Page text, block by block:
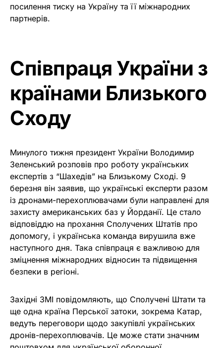
посилення тиску на Україну та її міжнародних
партнерів.
Співпраця України з
країнами Близького
Сходу
Минулого тижня президент України Володимир
Зеленський розповів про роботу українських
експертів з “Шахедів” на Близькому Сході. 9
березня він заявив, що українські експерти разом
із дронами-перехоплювачами були направлені для
захисту американських баз у Йорданії. Це стало
відповіддю на прохання Сполучених Штатів про
допомогу, і українська команда вирушила вже
наступного дня. Така співпраця є важливою для
зміцнення міжнародних відносин та підвищення
безпеки в регіоні.
Західні ЗМІ повідомляють, що Сполучені Штати та
ще одна країна Перської затоки, зокрема Катар,
ведуть переговори щодо закупівлі українських
дронів-перехоплювачів. Це може стати значним